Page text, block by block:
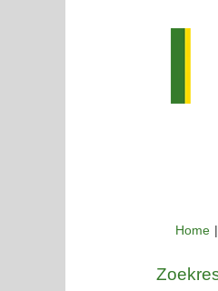
Home |